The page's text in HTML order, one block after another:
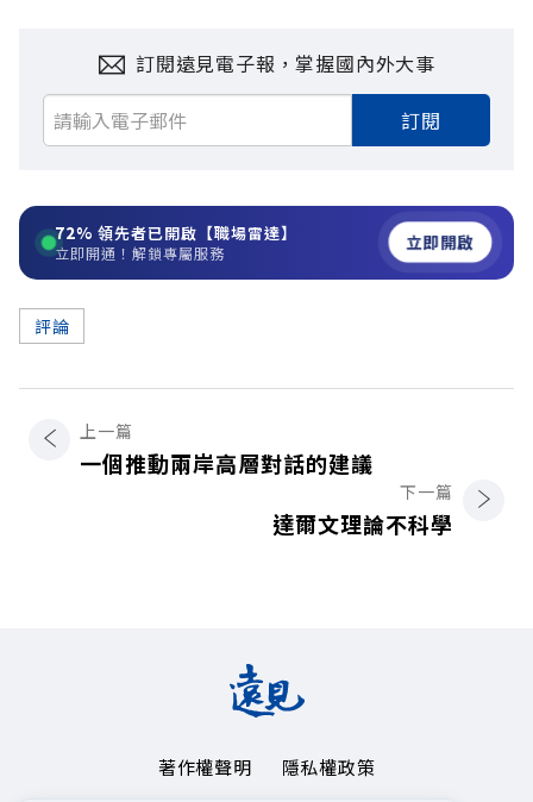
訂閱遠見電子報，掌握國內外大事
訂閱
72% 領先者已開啟【職場雷達】
立即開通！解鎖專屬服務 立即開啟
評論
上一篇
一個推動兩岸高層對話的建議
下一篇
達爾文理論不科學
著作權聲明
隱私權政策